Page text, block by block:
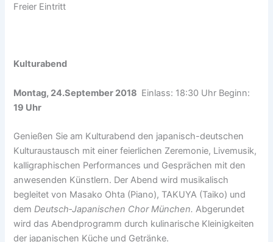
Freier Eintritt
Kulturabend
Montag, 24.September 2018 Einlass: 18:30 Uhr Beginn:
19 Uhr
Genießen Sie am Kulturabend den japanisch-deutschen
Kulturaustausch mit einer feierlichen Zeremonie, Livemusik,
kalligraphischen Performances und Gesprächen mit den
anwesenden Künstlern. Der Abend wird musikalisch
begleitet von Masako Ohta (Piano), TAKUYA (Taiko) und
demDeutsch‐Japanischen Chor München.Abgerundet
wird das Abendprogramm durch kulinarische Kleinigkeiten
der japanischen Küche und Getränke.